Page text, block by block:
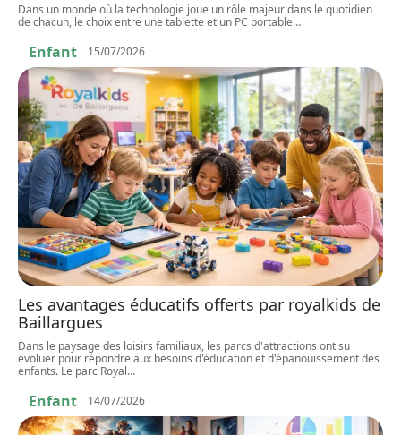
Dans un monde où la technologie joue un rôle majeur dans le quotidien
de chacun, le choix entre une tablette et un PC portable…
Enfant 15/07/2026
Les avantages éducatifs offerts par royalkids de
Baillargues
Dans le paysage des loisirs familiaux, les parcs d'attractions ont su
évoluer pour répondre aux besoins d'éducation et d'épanouissement des
enfants. Le parc Royal…
Enfant 14/07/2026